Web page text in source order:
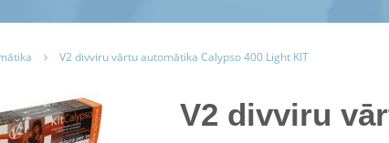
V2 divviru vārtu automātika Calypso 400 Light KIT
V2 divviru